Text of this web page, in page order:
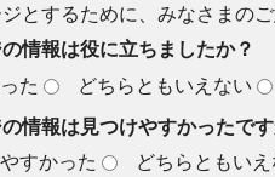
とするために、みなさまの
情報は役に立ちましたか？
た どちらともいえない
情報は見つけやすかったです
すかった どちらともいえ